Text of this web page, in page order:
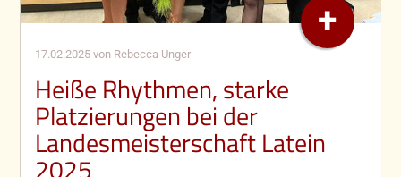
17.02.2025 von Rebecca Unger
Heiße Rhythmen, starke
Platzierungen bei der
Landesmeisterschaft Latein
+